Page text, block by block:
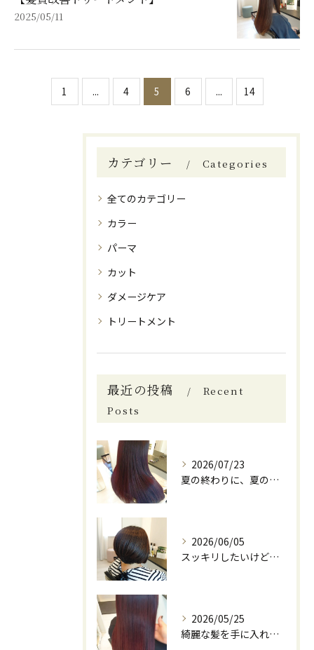
2025/05/11
1 ... 4 5 6 ... 14
カテゴリー Categories
全てのカテゴリー
カラー
パーマ
カット
ダメージケア
トリートメント
最近の投稿
Recent
Posts
2026/07/23
夏の終わりに、夏の間に受けたダメージのケアにいらっしゃる方も...
2026/06/05
スッキリしたいけどショートスタイルにしようか悩んでいる方。
2026/05/25
綺麗な髪を手に入れたい方へ。